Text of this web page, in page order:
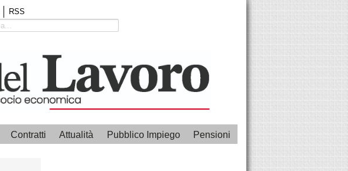
RSS
Contratti Attualità Pubblico Impiego Pensioni